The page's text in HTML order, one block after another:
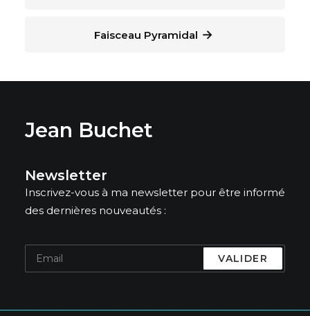
Faisceau Pyramidal →
Jean Buchet
Newsletter
Inscrivez-vous à ma newsletter pour être informé
des dernières nouveautés :